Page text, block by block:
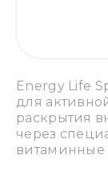
Energy Life
для
раскрытия
через
витаминные